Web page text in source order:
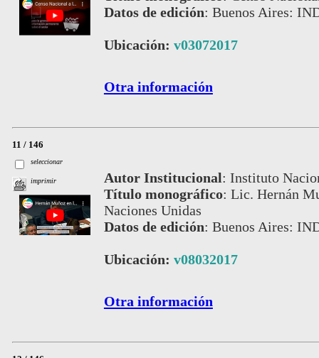
Datos de edición: Buenos Aires:
Ubicación: v03072017
Otra información
11 / 146
seleccionar
imprimir Autor Institucional: Instituto
Título monográfico: Lic. Hernán
Naciones Unidas
Datos de edición: Buenos Aires:
Ubicación: v08032017
Otra información